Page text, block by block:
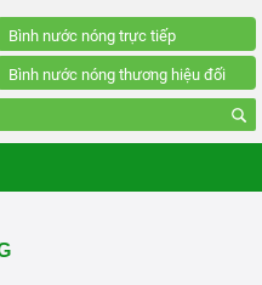
Bình nước nóng trực tiếp
Bình nước nóng thương hiệu đối
tác Goodman